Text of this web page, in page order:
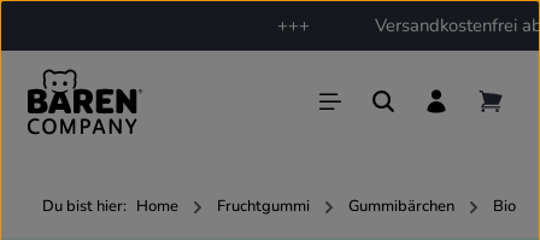
+++ Versandkostenfrei ab
Du bist hier: Home Fruchtgummi Gummibärchen Bio